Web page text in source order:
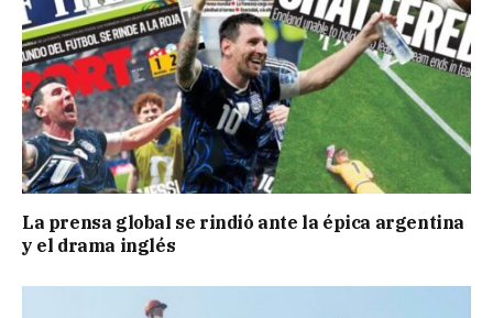
La prensa global se rindió ante la épica argentina
y el drama inglés